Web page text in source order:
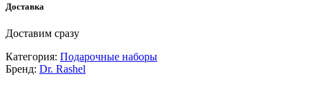
Доставка
Доставим сразу
Категория: Подарочные наборы
Бренд: Dr. Rashel